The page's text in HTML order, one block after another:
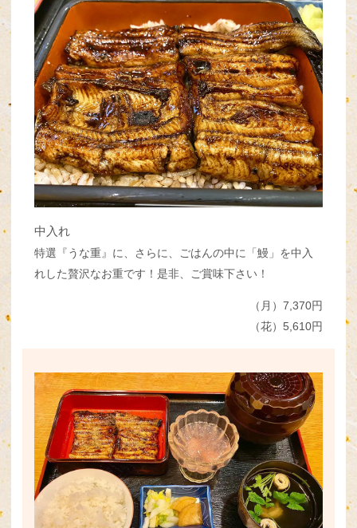
中入れ
特選『うな重』に、さらに、ごはんの中に「鰻」を中入
れした贅沢なお重です！是非、ご賞味下さい！
（月）7,370円
（花）5,610円